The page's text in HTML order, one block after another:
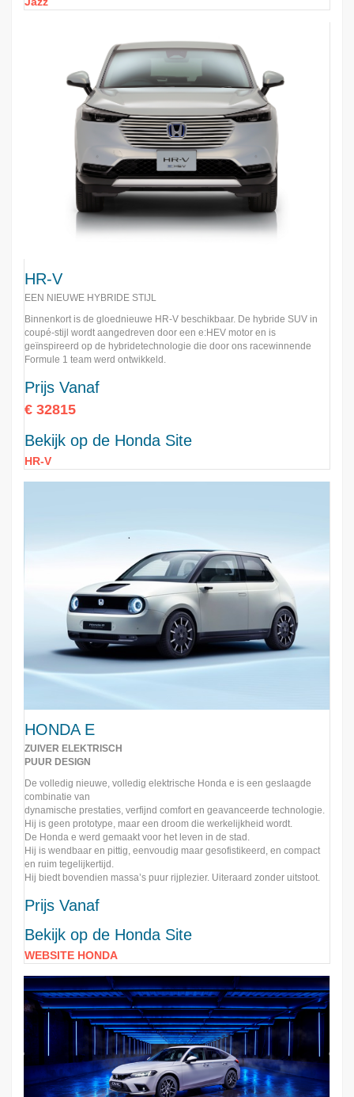
HR-V
EEN NIEUWE HYBRIDE STIJL
Binnenkort is de gloednieuwe HR-V beschikbaar. De hybride SUV in
coupé-stijl wordt aangedreven door een e:HEV motor en is
geïnspireerd op de hybridetechnologie die door ons racewinnende
Formule 1 team werd ontwikkeld.
Prijs Vanaf
€ 32815
Bekijk op de Honda Site
HR-V
HONDA E
ZUIVER ELEKTRISCH
PUUR DESIGN
De volledig nieuwe, volledig elektrische Honda e is een geslaagde
combinatie van
dynamische prestaties, verfijnd comfort en geavanceerde technologie.
Hij is geen prototype, maar een droom die werkelijkheid wordt.
De Honda e werd gemaakt voor het leven in de stad.
Hij is wendbaar en pittig, eenvoudig maar gesofistikeerd, en compact
en ruim tegelijkertijd.
Hij biedt bovendien massa’s puur rijplezier. Uiteraard zonder uitstoot.
Prijs Vanaf
Bekijk op de Honda Site
WEBSITE HONDA